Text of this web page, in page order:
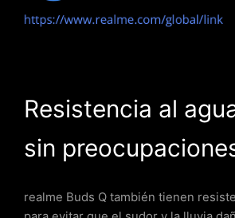
Resistencia al
sin
realme Buds Q también tienen